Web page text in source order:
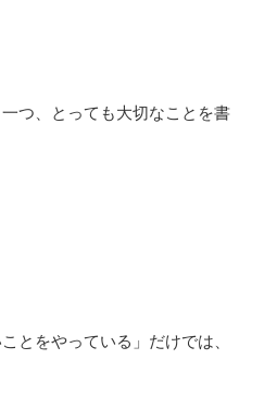
つ、とっても大切なことを書
とをやっている」だけでは、